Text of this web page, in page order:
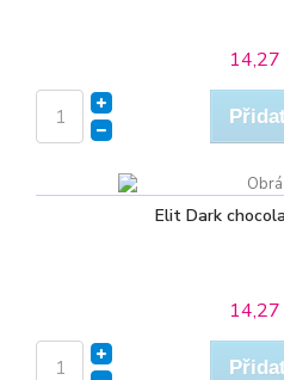
14,27
Elit Dark
14,27